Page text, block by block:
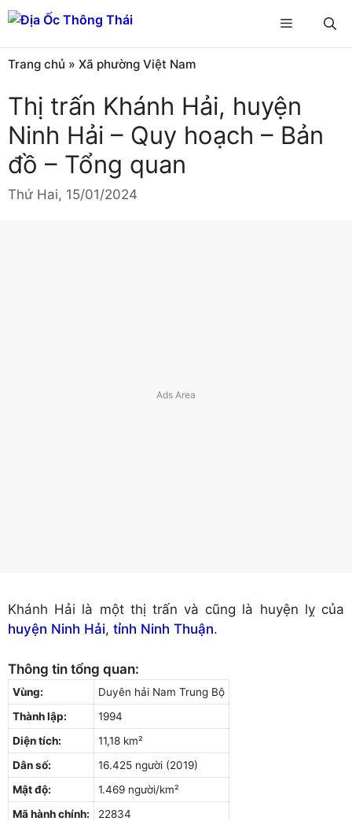
Chuyển
đến
nội
dung
Menu
Trang chủ » Xã phường Việt Nam
Thị trấn Khánh Hải, huyện
Ninh Hải – Quy hoạch – Bản
đồ – Tổng quan
Thứ Hai, 15/01/2024
Khánh Hải là một thị trấn và cũng là huyện lỵ của
huyện Ninh Hải, tỉnh Ninh Thuận.
Thông tin tổng quan:
Vùng:
Duyên hải Nam Trung Bộ
Thành lập:
1994
Diện tích:
11,18 km²
Dân số:
16.425 người (2019)
Mật độ:
1.469 người/km²
Mã hành chính:
22834